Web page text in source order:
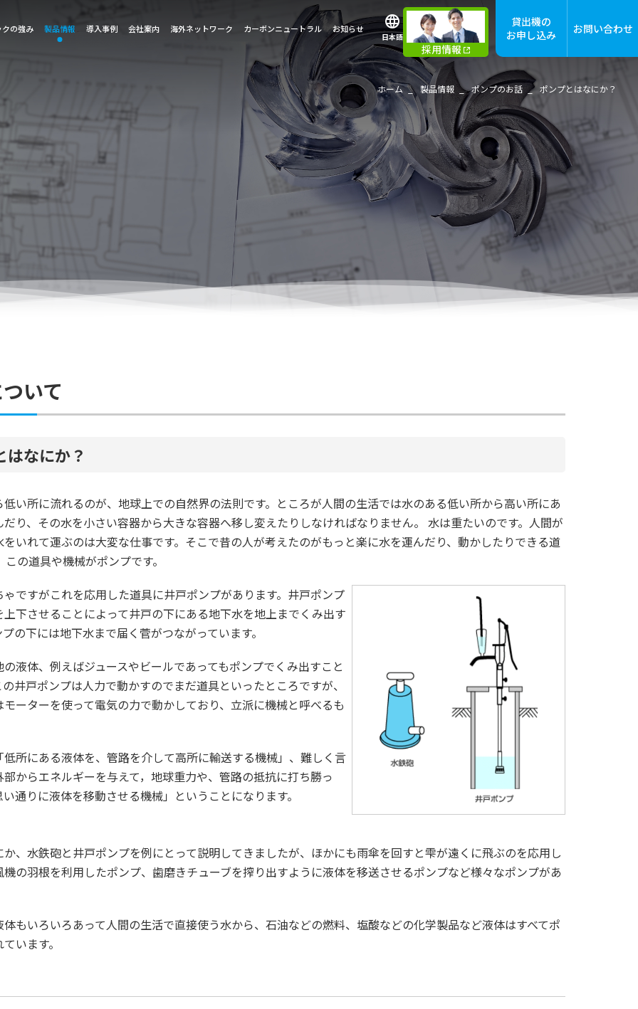
の強み 製品情報 導入事例 会社案内 海外ネットワーク カーボンニュートラル お知らせ
日本語
採用情報
貸出機の
お申し込み
お問い合わせ
ホーム 製品情報 ポンプのお話 ポンプとはなにか？
いて
はなにか？
い所に流れるのが、地球上での自然界の法則です。ところが人間の生活では水のある低い所から高い所にあ
り、その水を小さい容器から大きな容器へ移し変えたりしなければなりません。 水は重たいのです。人間が
いれて運ぶのは大変な仕事です。そこで昔の人が考えたのがもっと楽に水を運んだり、動かしたりできる道
の道具や機械がポンプです。
ですがこれを応用した道具に井戸ポンプがあります。井戸ポンプ
下させることによって井戸の下にある地下水を地上までくみ出す
の下には地下水まで届く菅がつながっています。
液体、例えばジュースやビールであってもポンプでくみ出すこと
井戸ポンプは人力で動かすのでまだ道具といったところですが、
ーターを使って電気の力で動かしており、立派に機械と呼べるも
所にある液体を、管路を介して高所に輸送する機械」、難しく言
からエネルギーを与えて，地球重力や、管路の抵抗に打ち勝っ
通りに液体を移動させる機械」ということになります。
、水鉄砲と井戸ポンプを例にとって説明してきましたが、ほかにも雨傘を回すと雫が遠くに飛ぶのを応用し
の羽根を利用したポンプ、歯磨きチューブを搾り出すように液体を移送させるポンプなど様々なポンプがあ
もいろいろあって人間の生活で直接使う水から、石油などの燃料、塩酸などの化学製品など液体はすべてポ
います。